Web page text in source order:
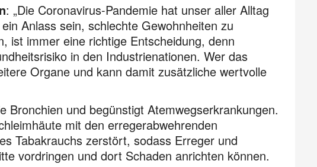
: „Die Coronavirus-Pandemie hat unser aller Alltag
Anlass sein, schlechte Gewohnheiten zu
ist immer eine richtige Entscheidung, denn
in den Industrienationen. Wer das
Organe und kann damit zusätzliche wertvolle
Bronchien und begünstigt Atemwegs­erkrankungen.
mit den erregerabwehrenden
Tabakrauchs zerstört, sodass Erreger und
vordringen und dort Schaden anrichten können.